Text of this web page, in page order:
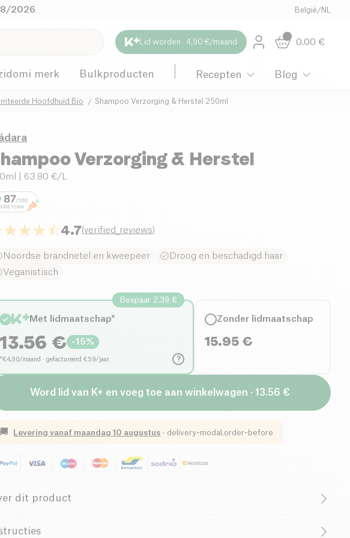
2026 België /NL
Lid worden · 4,90 €/maand 0.00 €
merk Bulkproducten Recepten Blog
Hoofdhuid Bio Shampoo Verzorging & Herstel 250ml
Verzorging & Herstel
| 63.80 €/L
4.7(verified_reviews)
Noordse brandnetel en kweepeer
Droog en beschadigd haar
Veganistisch
?
Bespaar 2.39 €
Met lidmaatschap*
13.56 € -15%
*€4,90/maand · gefactureerd €59/jaar
Zonder lidmaatschap
15.95 €
Word lid van K+ en voeg toe aan winkelwagen · 13.56 €
Levering vanaf maandag 10 augustus · delivery-modal.order-before
dit product
Vegan